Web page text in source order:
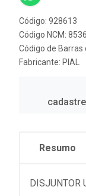
Código: 928613
Código NCM:
Código de
Fabricante: PIAL
Resumo
DISJUNTOR